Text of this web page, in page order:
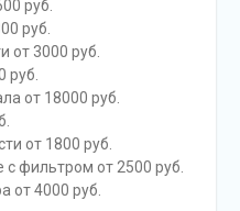
руб.
руб.
от 3000 руб.
руб.
от 18000 руб.
от 1800 руб.
с фильтром от 2500 руб.
от 4000 руб.